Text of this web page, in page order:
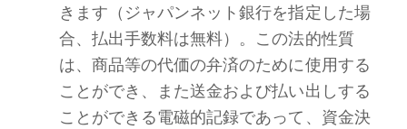
きます（ジャパンネット銀行を指定した場
合、払出手数料は無料）。この法的性質
は、商品等の代価の弁済のために使用する
ことができ、また送金および払い出しする
ことができる電磁的記録であって、資金決